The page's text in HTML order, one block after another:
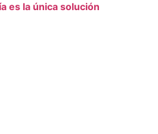
es la única solución